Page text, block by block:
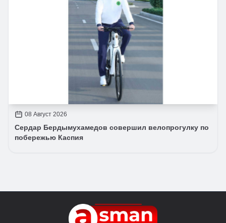
08 Август 2026
Сердар Бердымухамедов совершил велопрогулку по
побережью Каспия